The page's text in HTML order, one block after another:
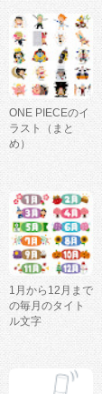
ONE PIECEのイ
ラスト（まと
め）
1月から12月まで
の毎月のタイト
ル文字